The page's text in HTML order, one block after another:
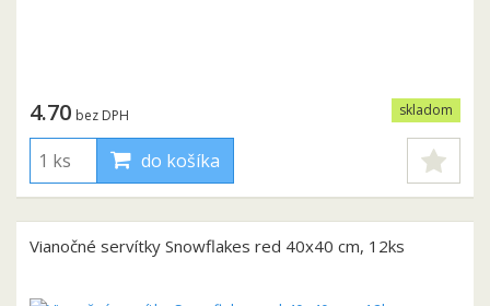
skladom
4.70 bez DPH
do košíka
Vianočné servítky Snowflakes red 40x40 cm, 12ks